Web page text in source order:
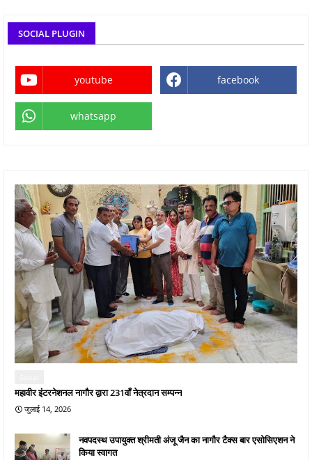
SOCIAL PLUGIN
youtube facebook
whatsapp
महावीर इंटरनेशनल नागौर द्वारा 231वाँ नेत्रदान सम्पन्न
जुलाई 14, 2026
नवपदस्थ उपायुक्त श्रीमती अंजू जैन का नागौर टैक्स बार एसोसिएशन ने
किया स्वागत